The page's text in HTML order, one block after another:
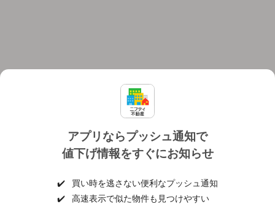
アプリならプッシュ通知で
値下げ情報をすぐにお知らせ
✔️
買い時を逃さない便利なプッシュ通知
✔️
高速表示で似た物件も見つけやすい
個人情報保護ポリシー 利用規約
ヘルプ・お問い合わせ 採用情報